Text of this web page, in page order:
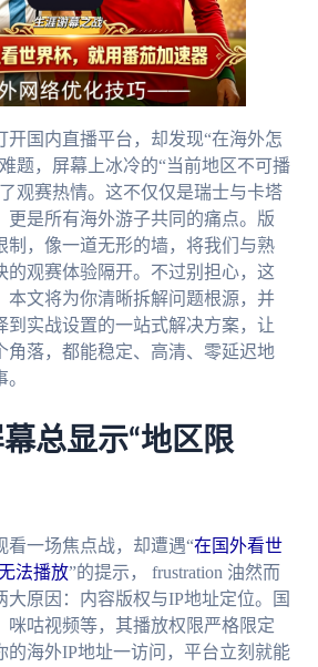
开国内直播平台，却发现“在海外怎
题，屏幕上冰冷的“当前地区不可播
观赛热情。这不仅仅是瑞士与卡塔
更是所有海外游子共同的痛点。版
制，像一道无形的墙，将我们与熟
的观赛体验隔开。不过别担心，这
本文将为你清晰拆解问题根源，并
到实战设置的一站式解决方案，让
角落，都能稳定、高清、零延迟地
总显示“地区限
看一场焦点战，却遭遇“在国外看世
法播放”的提示， frustration 油然而
大原因：内容版权与IP地址定位。国
咪咕视频等，其播放权限严格限定
的海外IP地址一访问，平台立刻就能